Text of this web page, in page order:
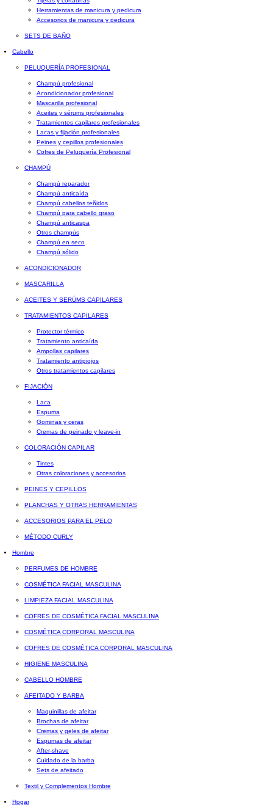
Herramientas de manicura y pedicura
Accesorios de manicura y pedicura
SETS DE BAÑO
Cabello
PELUQUERÍA PROFESIONAL
Champú profesional
Acondicionador profesional
Mascarilla profesional
Aceites y sérums profesionales
Tratamientos capilares profesionales
Lacas y fijación profesionales
Peines y cepillos profesionales
Cofres de Peluquería Profesional
CHAMPÚ
Champú reparador
Champú anticaída
Champú cabellos teñidos
Champú para cabello graso
Champú anticaspa
Otros champús
Champú en seco
Champú sólido
ACONDICIONADOR
MASCARILLA
ACEITES Y SERÚMS CAPILARES
TRATAMIENTOS CAPILARES
Protector térmico
Tratamiento anticaída
Ampollas capilares
Tratamiento antipiojos
Otros tratamientos capilares
FIJACIÓN
Laca
Espuma
Gominas y ceras
Cremas de peinado y leave-in
COLORACIÓN CAPILAR
Tintes
Otras coloraciones y accesorios
PEINES Y CEPILLOS
PLANCHAS Y OTRAS HERRAMIENTAS
ACCESORIOS PARA EL PELO
MÉTODO CURLY
Hombre
PERFUMES DE HOMBRE
COSMÉTICA FACIAL MASCULINA
LIMPIEZA FACIAL MASCULINA
COFRES DE COSMÉTICA FACIAL MASCULINA
COSMÉTICA CORPORAL MASCULINA
COFRES DE COSMÉTICA CORPORAL MASCULINA
HIGIENE MASCULINA
CABELLO HOMBRE
AFEITADO Y BARBA
Maquinillas de afeitar
Brochas de afeitar
Cremas y geles de afeitar
Espumas de afeitar
After-shave
Cuidado de la barba
Sets de afeitado
Textil y Complementos Hombre
Hogar